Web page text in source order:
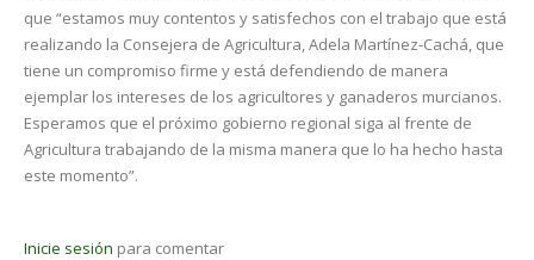
que “estamos muy contentos y satisfechos con el trabajo que está
realizando la Consejera de Agricultura, Adela Martínez-Cachá, que
tiene un compromiso firme y está defendiendo de manera
ejemplar los intereses de los agricultores y ganaderos murcianos.
Esperamos que el próximo gobierno regional siga al frente de
Agricultura trabajando de la misma manera que lo ha hecho hasta
este momento”.
Inicie sesión para comentar